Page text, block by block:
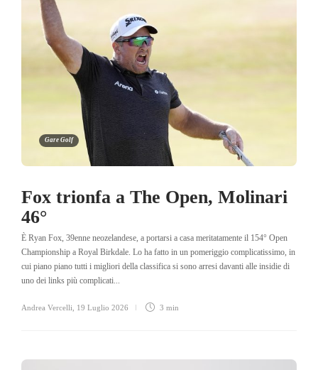
Gare Golf
Fox trionfa a The Open, Molinari
46°
È Ryan Fox, 39enne neozelandese, a portarsi a casa meritatamente il 154° Open
Championship a Royal Birkdale. Lo ha fatto in un pomeriggio complicatissimo, in
cui piano piano tutti i migliori della classifica si sono arresi davanti alle insidie di
uno dei links più complicati...
Andrea Vercelli 19 Luglio 2026 3 min